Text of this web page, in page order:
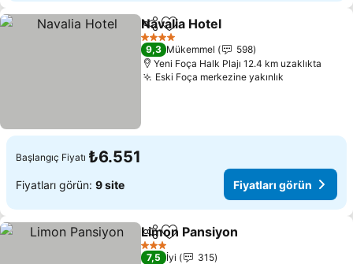
PaylaşFavorilerime ekle
Navalia Hotel
4 Yıldız
9,3 Mükemmel
598
Yeni Foça Halk Plajı 12.4 km uzaklıkta
Eski Foça merkezine yakınlık
Başlangıç Fiyatı ₺6.551
Fiyatları görün: 9 site Fiyatları görün
PaylaşFavorilerime ekle
Limon Pansiyon
3 Yıldız
7,5 İyi
315